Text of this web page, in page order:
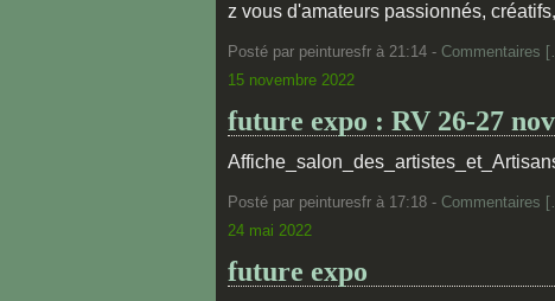
z vous d'amateurs passionnés,
Posté par peinturesfr à 21:14 - Commentaires [
15 novembre 2022
future expo : RV 26-27
Posté par peinturesfr à 17:18 - Commentaires [
24 mai 2022
future expo